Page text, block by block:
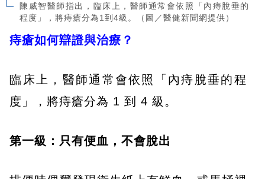
陳威智醫師指出，臨床上，醫師通常會依照「內痔脫垂的
程度」，將痔瘡分為1到4級。（圖／醫健新聞網提供）
痔瘡如何辯證與治療？
臨床上，醫師通常會依照「內痔脫垂的程
度」，將痔瘡分為 1 到 4 級。
第一級：只有便血，不會脫出